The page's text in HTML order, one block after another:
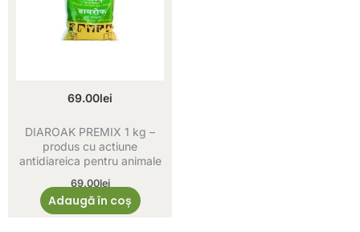
69.00lei
DIAROAK PREMIX 1 kg –
produs cu actiune
antidiareica pentru animale
69.00lei
Adaugă în coș